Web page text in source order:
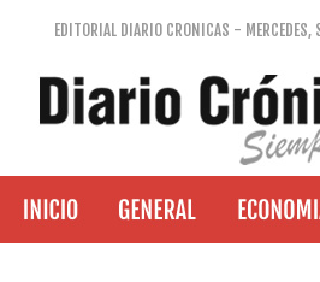
EDITORIAL DIARIO CRONICAS - MERCEDES,